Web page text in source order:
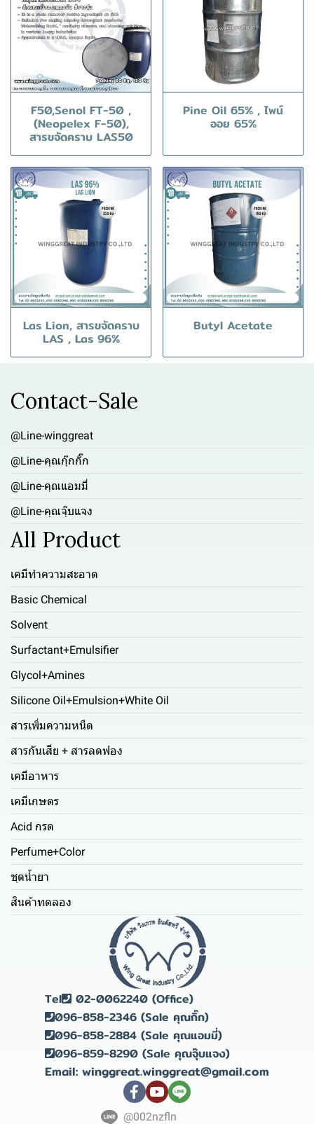
F50,Senol FT-50 ,
(Neopelex F-50),
สารขจัดคราบ LAS50
Pine Oil 65% , ไพน์
ออย 65%
Las Lion, สารขจัดคราบ
LAS , Las 96%
Butyl Acetate
Contact-Sale
@Line-winggreat
@Line-คุณกุ๊กกิ๊ก
@Line-คุณแอมมี่
@Line-คุณจุ๊บแจง
All Product
เคมีทำความสะอาด
Basic Chemical
Solvent
Surfactant+Emulsifier
Glycol+Amines
Silicone Oil+Emulsion+White Oil
สารเพิ่มความหนืด
สารกันเสีย + สารลดฟอง
เคมีอาหาร
เคมีเกษตร
Acid กรด
Perfume+Color
ชุดน้ำยา
สินค้าทดลอง
Tel
02-0062240 (Office)
096-858-2346 (Sale คุณกิ๊ก)
096-858-2884 (Sale คุณแอมมี่)
096-859-8290 (Sale คุณจุ๊บแจง)
Email: winggreat.winggreat@gmail.com
@002nzfln